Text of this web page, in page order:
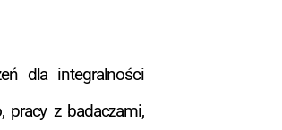
dla integralności
pracy z badaczami,